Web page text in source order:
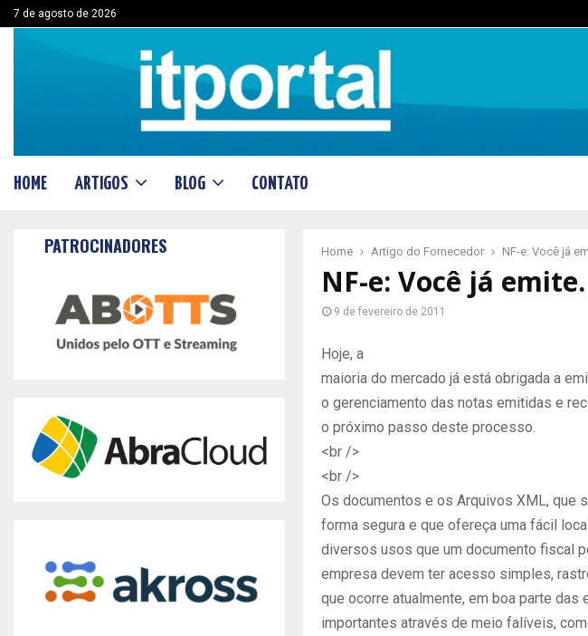
7 de agosto de 2026
HOME ARTIGOS BLOG CONTATO
Home Artigo do Fornecedor NF-e: Você já
NF-e: Você já
9 de fevereiro de 2011
Hoje, a
maioria do mercado já está obrigada a
o gerenciamento das notas emitidas e
o próximo passo deste processo.
<br />
<br />
Os documentos e os Arquivos XML, que
forma segura e que ofereça uma fácil
diversos usos que um documento fiscal
empresa devem ter acesso simples,
que ocorre atualmente, em boa parte
importantes através de meio falíveis,
PATROCINADORES